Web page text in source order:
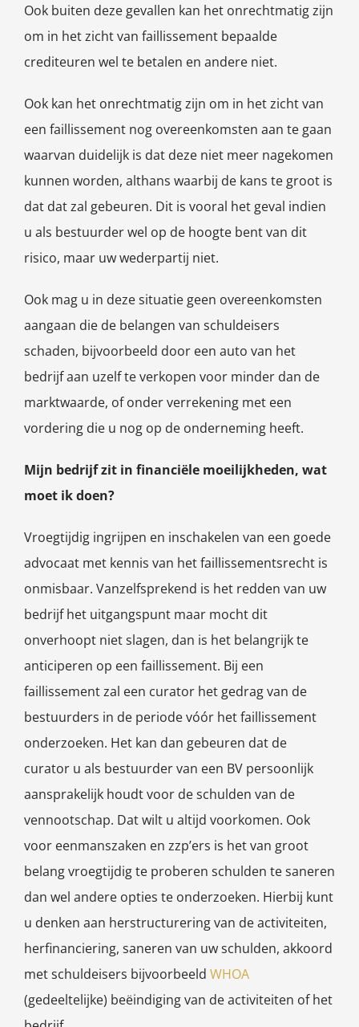
Ook buiten deze gevallen kan het onrechtmatig zijn
om in het zicht van faillissement bepaalde
crediteuren wel te betalen en andere niet.
Ook kan het onrechtmatig zijn om in het zicht van
een faillissement nog overeenkomsten aan te gaan
waarvan duidelijk is dat deze niet meer nagekomen
kunnen worden, althans waarbij de kans te groot is
dat dat zal gebeuren. Dit is vooral het geval indien
u als bestuurder wel op de hoogte bent van dit
risico, maar uw wederpartij niet.
Ook mag u in deze situatie geen overeenkomsten
aangaan die de belangen van schuldeisers
schaden, bijvoorbeeld door een auto van het
bedrijf aan uzelf te verkopen voor minder dan de
marktwaarde, of onder verrekening met een
vordering die u nog op de onderneming heeft.
Mijn bedrijf zit in financiële moeilijkheden, wat
moet ik doen?
Vroegtijdig ingrijpen en inschakelen van een goede
advocaat met kennis van het faillissementsrecht is
onmisbaar. Vanzelfsprekend is het redden van uw
bedrijf het uitgangspunt maar mocht dit
onverhoopt niet slagen, dan is het belangrijk te
anticiperen op een faillissement. Bij een
faillissement zal een curator het gedrag van de
bestuurders in de periode vóór het faillissement
onderzoeken. Het kan dan gebeuren dat de
curator u als bestuurder van een BV persoonlijk
aansprakelijk houdt voor de schulden van de
vennootschap. Dat wilt u altijd voorkomen. Ook
voor eenmanszaken en zzp’ers is het van groot
belang vroegtijdig te proberen schulden te saneren
dan wel andere opties te onderzoeken. Hierbij kunt
u denken aan herstructurering van de activiteiten,
herfinanciering, saneren van uw schulden, akkoord
met schuldeisers bijvoorbeeld WHOA
(gedeeltelijke) beëindiging van de activiteiten of het